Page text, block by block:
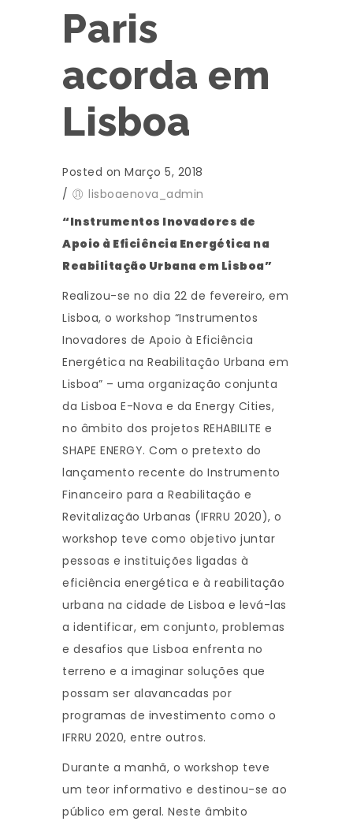
Paris
acorda em
Lisboa
Posted on Março 5, 2018
/
lisboaenova_admin
“Instrumentos Inovadores de
Apoio à Eficiência Energética na
Reabilitação Urbana em Lisboa”
Realizou-se no dia 22 de fevereiro, em
Lisboa, o workshop “Instrumentos
Inovadores de Apoio à Eficiência
Energética na Reabilitação Urbana em
Lisboa” – uma organização conjunta
da Lisboa E-Nova e da Energy Cities,
no âmbito dos projetos REHABILITE e
SHAPE ENERGY. Com o pretexto do
lançamento recente do Instrumento
Financeiro para a Reabilitação e
Revitalização Urbanas (IFRRU 2020), o
workshop teve como objetivo juntar
pessoas e instituições ligadas à
eficiência energética e à reabilitação
urbana na cidade de Lisboa e levá-las
a identificar, em conjunto, problemas
e desafios que Lisboa enfrenta no
terreno e a imaginar soluções que
possam ser alavancadas por
programas de investimento como o
IFRRU 2020, entre outros.
Durante a manhã, o workshop teve
um teor informativo e destinou-se ao
público em geral. Neste âmbito